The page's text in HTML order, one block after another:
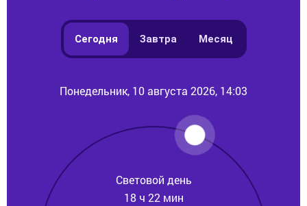
Сегодня Завтра Месяц
Понедельник, 10 августа 2026, 14:03
Световой день
18 ч 22 мин